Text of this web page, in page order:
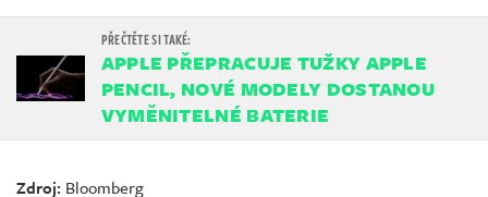
APPLE PŘEPRACUJE TUŽKY APPLE
PENCIL, NOVÉ MODELY DOSTANOU
VYMĚNITELNÉ BATERIE
Zdroj: Bloomberg